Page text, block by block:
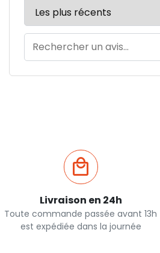
Livraison en 24h
Toute commande passée avant 13h
est expédiée dans la journée